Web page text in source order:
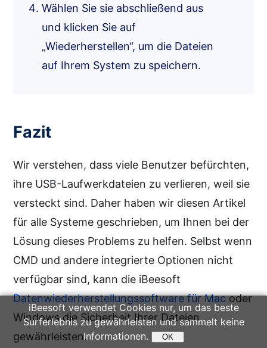
Wählen Sie sie abschließend aus
und klicken Sie auf
„Wiederherstellen“, um die Dateien
auf Ihrem System zu speichern.
Fazit
Wir verstehen, dass viele Benutzer befürchten,
ihre USB-Laufwerkdateien zu verlieren, weil sie
versteckt sind. Daher haben wir diesen Artikel
für alle Systeme geschrieben, um Ihnen bei der
Lösung dieses Problems zu helfen. Selbst wenn
CMD und andere integrierte Optionen nicht
verfügbar sind, kann die iBeesoft
Datenwiederherstellungssoftware für Macoder
Windows die Sicherheit Ihrer Dateien
gewährleisten.
iBeesoft verwendet Cookies nur, um das beste
Surferlebnis zu gewährleisten und sammelt keine
Informationen.
OK